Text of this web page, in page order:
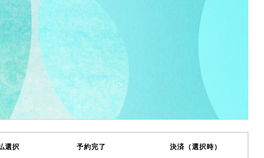
選択 予約完了 決済（選択時）